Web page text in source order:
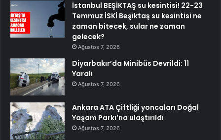
İstanbul BEŞİKTAŞ su kesintisi! 22-23
Temmuz İSKİ Beşiktaş su kesintisi ne
zaman bitecek, sular ne zaman
gelecek?
Ağustos 7, 2026
Diyarbakır’da Minibüs Devrildi: 11
Yaralı
Ağustos 7, 2026
Ankara ATA Çiftliği yoncaları Doğal
Yaşam Parkı’na ulaştırıldı
Ağustos 7, 2026